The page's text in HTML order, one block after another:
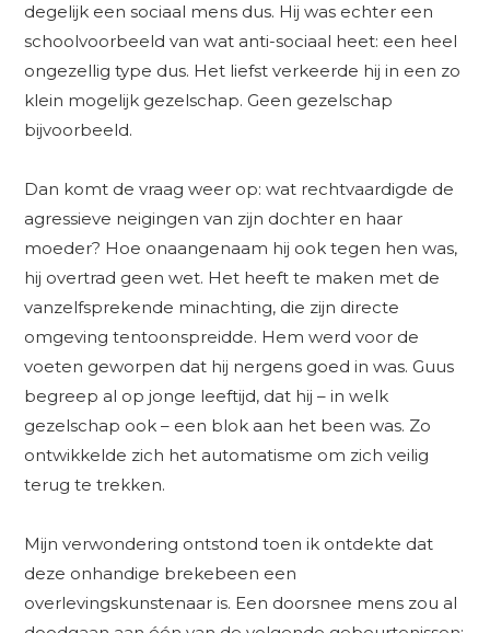
degelijk een sociaal mens dus. Hij was echter een
schoolvoorbeeld van wat anti-sociaal heet: een heel
ongezellig type dus. Het liefst verkeerde hij in een zo
klein mogelijk gezelschap. Geen gezelschap
bijvoorbeeld.
Dan komt de vraag weer op: wat rechtvaardigde de
agressieve neigingen van zijn dochter en haar
moeder? Hoe onaangenaam hij ook tegen hen was,
hij overtrad geen wet. Het heeft te maken met de
vanzelfsprekende minachting, die zijn directe
omgeving tentoonspreidde. Hem werd voor de
voeten geworpen dat hij nergens goed in was. Guus
begreep al op jonge leeftijd, dat hij – in welk
gezelschap ook – een blok aan het been was. Zo
ontwikkelde zich het automatisme om zich veilig
terug te trekken.
Mijn verwondering ontstond toen ik ontdekte dat
deze onhandige brekebeen een
overlevingskunstenaar is. Een doorsnee mens zou al